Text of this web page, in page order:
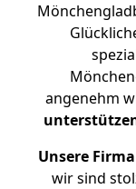
angenehm
Unsere
wir sind